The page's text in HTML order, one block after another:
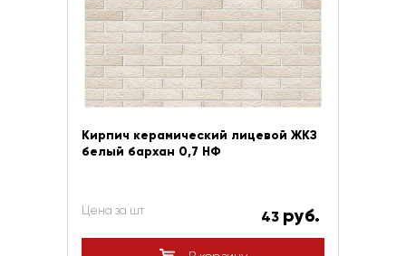
Кирпич керамический лицевой ЖКЗ
белый бархан 0,7 НФ
Цена за шт 43 руб.